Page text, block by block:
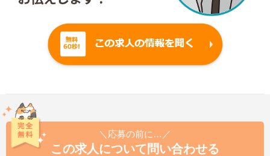
＼応募の前に…／
この求人について問い合わせる